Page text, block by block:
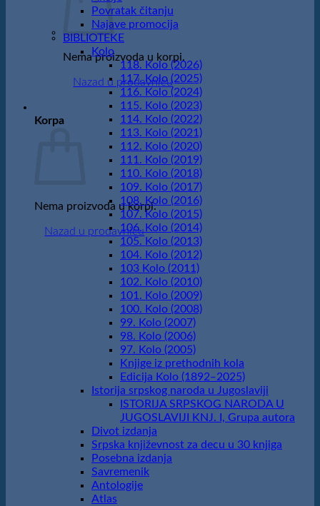
Nema proizvoda u korpi.
Nazad u prodavnicu
Korpa
Nema proizvoda u korpi.
Nazad u prodavnicu
Povratak čitanju
Najave promocija
BIBLIOTEKE
Kolo
118. Kolo (2026)
117. Kolo (2025)
116. Kolo (2024)
115. Kolo (2023)
114. Kolo (2022)
113. Kolo (2021)
112. Kolo (2020)
111. Kolo (2019)
110. Kolo (2018)
109. Kolo (2017)
108. Kolo (2016)
107. Kolo (2015)
106. Kolo (2014)
105. Kolo (2013)
104. Kolo (2012)
103 Kolo (2011)
102. Kolo (2010)
101. Kolo (2009)
100. Kolo (2008)
99. Kolo (2007)
98. Kolo (2006)
97. Kolo (2005)
Knjige iz prethodnih kola
Edicija Kolo (1892‒2025)
Istorija srpskog naroda u Jugoslaviji
ISTORIJA SRPSKOG NARODA U
JUGOSLAVIJI KNJ. I, Grupa autora
Divot izdanja
Srpska književnost za decu u 30 knjiga
Posebna izdanja
Savremenik
Antologije
Atlas